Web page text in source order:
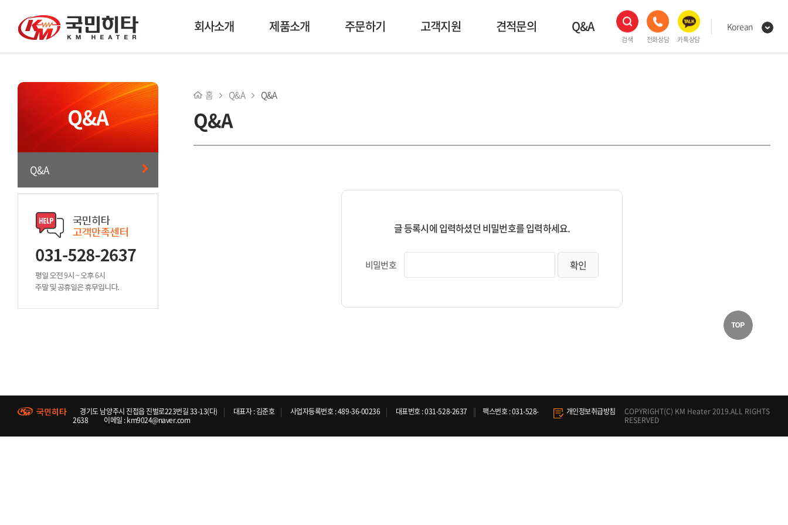
회사소개 제품소개 주문하기 고객지원 견적문의 Q&A
검색 전화상담 카톡상담
Korean
Q&A
Q&A
홈 Q&A Q&A
Q&A
글 등록시에 입력하셨던 비밀번호를 입력하세요.
비밀번호
경기도 남양주시 진접읍 진벌로223번길 33-13(다) 대표자 : 김준호 사업자등록번호 : 489-36-00236 대표번호 : 031-528-2637
팩스번호 : 031-528-
2638
이메일 : km9024@naver.com
개인정보취급방침
COPYRIGHT(C) KM Heater 2019.ALL RIGHTS
RESERVED